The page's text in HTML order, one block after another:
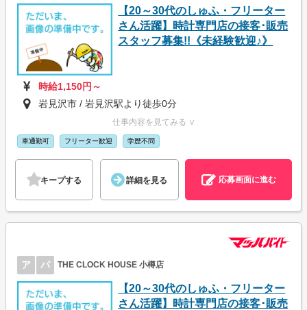
【20～30代のしゅふ・フリーター
さん活躍】時計専門店の接客･販売
スタッフ募集!!《未経験歓迎♪》
時給1,150円～
岩見沢市 / 岩見沢駅より徒歩0分
仕事内容を見てみる ∨
車通勤可 フリーター歓迎 学歴不問
キープする 詳細を見る 応募画面に進む
ア パ THE CLOCK HOUSE 小樽店
【20～30代のしゅふ・フリーター
さん活躍】時計専門店の接客･販売